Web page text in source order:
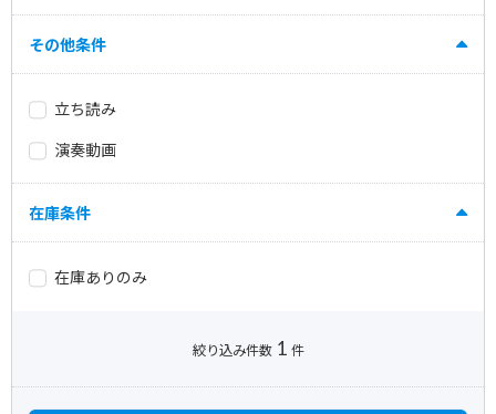
その他条件
立ち読み
演奏動画
在庫条件
在庫ありのみ
絞り込み件数 1 件